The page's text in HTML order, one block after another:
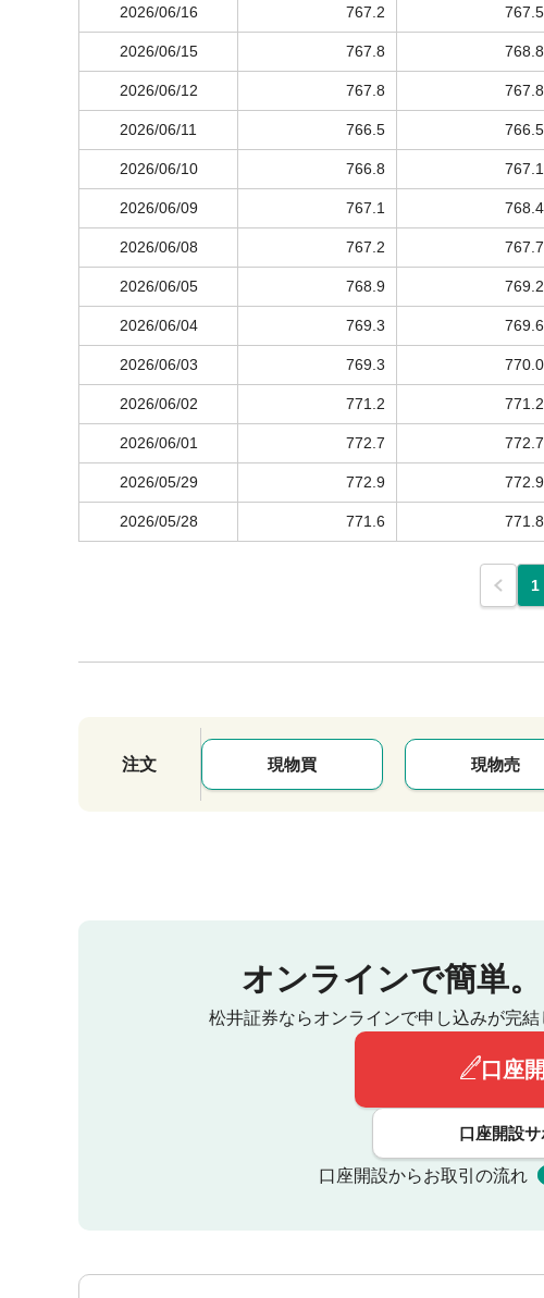
2026/06/16 767.2 767.5
2026/06/15 767.8 768.8
2026/06/12 767.8 767.8
2026/06/11 766.5 766.5
2026/06/10 766.8 767.1
2026/06/09 767.1 768.4
2026/06/08 767.2 767.7
2026/06/05 768.9 769.2
2026/06/04 769.3 769.6
2026/06/03 769.3 770.0
2026/06/02 771.2 771.2
2026/06/01 772.7 772.7
2026/05/29 772.9 772.9
2026/05/28 771.6 771.8
1
注文 現物買 現物売
オンラインで簡単。
松井証券ならオンラインで申し込みが完結
口座
口座開設
口座開設からお取引の流れ